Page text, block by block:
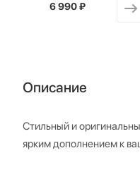
от
6 990 ₽
Описание
Стильный и
ярким дополнением к